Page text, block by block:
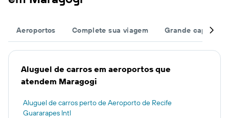
Aeroportos Complete sua viagem Grande
Aluguel de carros em aeroportos que
atendem Maragogi
Aluguel de carros perto de Aeroporto de Recife
Guararapes Intl